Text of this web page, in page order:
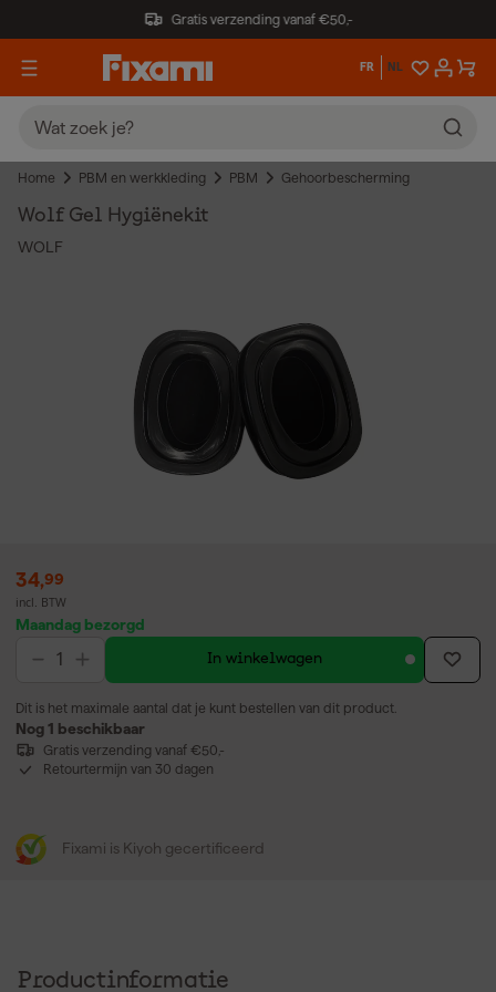
Gratis verzending vanaf €50,-
FR NL
Home PBM en werkkleding PBM Gehoorbescherming
Wolf Gel Hygiënekit
WOLF
34,99
incl. BTW
Maandag bezorgd
In winkelwagen
Dit is het maximale aantal dat je kunt bestellen van dit product.
Nog 1 beschikbaar
Gratis verzending vanaf €50,-
Retourtermijn van 30 dagen
Fixami is Kiyoh gecertificeerd
Productinformatie